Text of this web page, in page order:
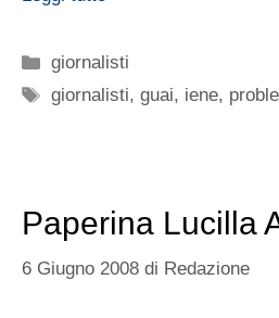
Categorie
giornalisti
Tag
giornalisti,guai, iene,
Paperina Lucilla
6 Giugno 2008 di Redazione